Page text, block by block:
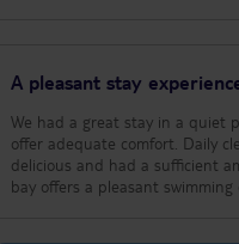
A pleasant stay
We had a great stay in a quiet
offer adequate comfort. Daily
delicious and had a sufficient
bay offers a pleasant